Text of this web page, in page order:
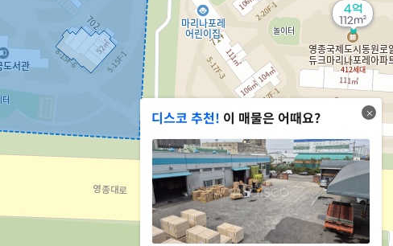
4억
112m²
디스코 추천! 이 매물은 어때요?